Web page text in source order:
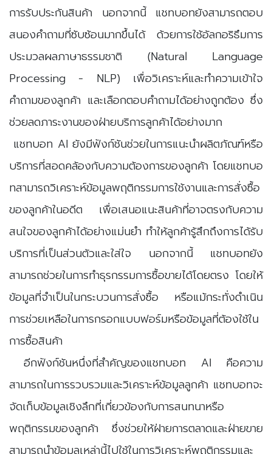
การรับประกันสินค้า นอกจากนี้ แชทบอทยังสามารถตอบ
สนองคำถามที่ซับซ้อนมากขึ้นได้ ด้วยการใช้อัลกอริธึมการ
ประมวลผลภาษาธรรมชาติ (Natural Language
Processing - NLP) เพื่อวิเคราะห์และทำความเข้าใจ
คำถามของลูกค้า และเลือกตอบคำถามได้อย่างถูกต้อง ซึ่ง
ช่วยลดภาระงานของฝ่ายบริการลูกค้าได้อย่างมาก
แชทบอท AI ยังมีฟังก์ชันช่วยในการแนะนำผลิตภัณฑ์หรือ
บริการที่สอดคล้องกับความต้องการของลูกค้า โดยแชทบอ
ทสามารถวิเคราะห์ข้อมูลพฤติกรรมการใช้งานและการสั่งซื้อ
ของลูกค้าในอดีต เพื่อเสนอแนะสินค้าที่อาจตรงกับความ
สนใจของลูกค้าได้อย่างแม่นยำ ทำให้ลูกค้ารู้สึกถึงการได้รับ
บริการที่เป็นส่วนตัวและใส่ใจ นอกจากนี้ แชทบอทยัง
สามารถช่วยในการทำธุรกรรมการซื้อขายได้โดยตรง โดยให้
ข้อมูลที่จำเป็นในกระบวนการสั่งซื้อ หรือแม้กระทั่งดำเนิน
การช่วยเหลือในการกรอกแบบฟอร์มหรือข้อมูลที่ต้องใช้ใน
การซื้อสินค้า
อีกฟังก์ชันหนึ่งที่สำคัญของแชทบอท AI คือความ
สามารถในการรวบรวมและวิเคราะห์ข้อมูลลูกค้า แชทบอทจะ
จัดเก็บข้อมูลเชิงลึกที่เกี่ยวข้องกับการสนทนาหรือ
พฤติกรรมของลูกค้า ซึ่งช่วยให้ฝ่ายการตลาดและฝ่ายขาย
สามารถนำข้อมูลเหล่านี้ไปใช้ในการวิเคราะห์พฤติกรรมและ